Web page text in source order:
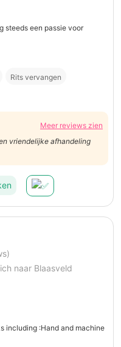
steeds een passie voor
Rits vervangen
Meer reviews zien
vriendelijke afhandeling
naar Blaasveld
including :Hand and machine